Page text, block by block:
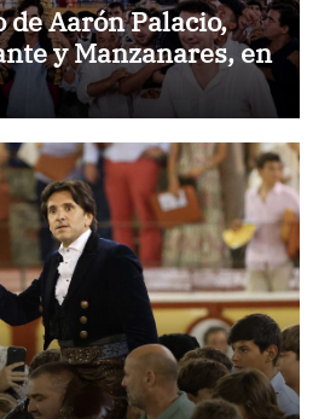
Aarón Palacio,
y Manzanares, en